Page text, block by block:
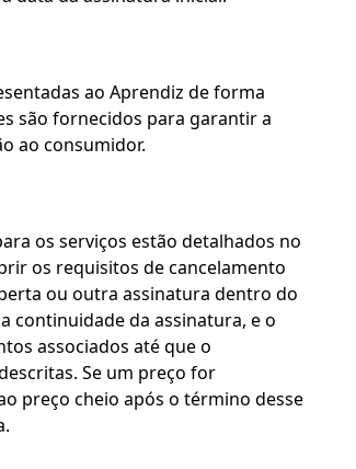
ao Aprendiz de forma
são fornecidos para garantir a
ao consumidor.
os serviços estão detalhados no
os requisitos de cancelamento
ou outra assinatura dentro do
continuidade da assinatura, e o
associados até que o
Se um preço for
preço cheio após o término desse